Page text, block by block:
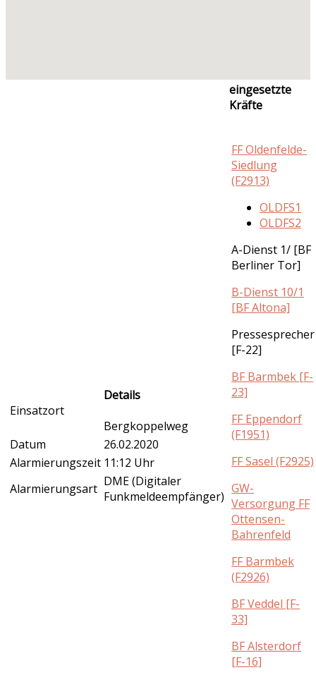
Einsatzort
Details
Bergkoppelweg
Datum
26.02.2020
Alarmierungszeit 11:12 Uhr
Alarmierungsart DME (Digitaler
Funkmeldeempfänger)
eingesetzte
Kräfte
FF Oldenfelde-
Siedlung
(F2913)
OLDFS1
OLDFS2
A-Dienst 1/ [BF
Berliner Tor]
B-Dienst 10/1
[BF Altona]
Pressesprecher
[F-22]
BF Barmbek [F-
23]
FF Eppendorf
(F1951)
FF Sasel (F2925)
GW-
Versorgung FF
Ottensen-
Bahrenfeld
FF Barmbek
(F2926)
BF Veddel [F-
33]
BF Alsterdorf
[F-16]